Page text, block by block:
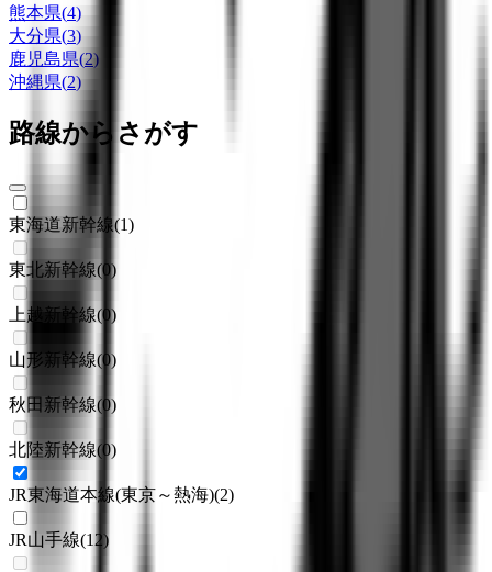
熊本県(4)
大分県(3)
鹿児島県(2)
沖縄県(2)
路線からさがす
東海道新幹線(1)
東北新幹線(0)
上越新幹線(0)
山形新幹線(0)
秋田新幹線(0)
北陸新幹線(0)
JR東海道本線(東京～熱海)(2)
JR山手線(12)